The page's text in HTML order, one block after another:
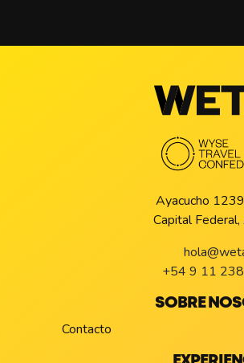
Ayacucho
Capital
+54 9 11
SOBRE
Contacto